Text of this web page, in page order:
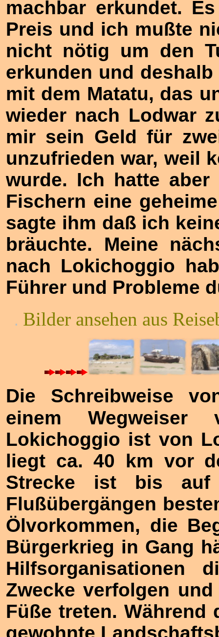
machbar erkundet.
Preis und ich mußte
nicht nötig um den
erkunden und
mit dem Matatu, das
wieder nach Lodwar
mir sein Geld für
unzufrieden war, weil
wurde. Ich hatte
Fischern eine
sagte ihm daß ich
bräuchte. Meine
nach Lokichoggio
Führer und Probleme
. Bilder ansehen aus
Die Schreibweise
einem Wegweiser
Lokichoggio ist von
liegt ca. 40 km vor
Strecke ist bis auf
Flußübergängen
Ölvorkommen, die
Bürgerkrieg in Gang
Hilfsorganisationen
Zwecke verfolgen
Füße treten.